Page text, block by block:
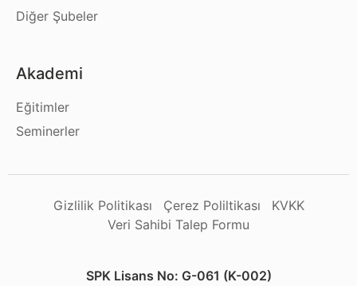
Diğer Şubeler
Akademi
Eğitimler
Seminerler
Gizlilik Politikası Çerez Poliltikası
KVKK
Veri Sahibi Talep Formu
SPK Lisans No: G-061 (K-002)